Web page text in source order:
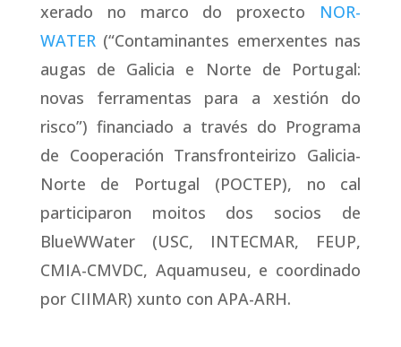
xerado no marco do proxecto NOR-
WATER(“Contaminantes emerxentes nas
augas de Galicia e Norte de Portugal:
novas ferramentas para a xestión do
risco”) financiado a través do Programa
de Cooperación Transfronteirizo Galicia-
Norte de Portugal (POCTEP), no cal
participaron moitos dos socios de
BlueWWater (USC, INTECMAR, FEUP,
CMIA-CMVDC, Aquamuseu, e coordinado
por CIIMAR) xunto con APA-ARH.